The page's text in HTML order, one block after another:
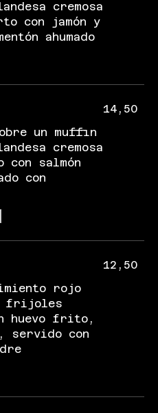
cremosa
con jamón y
ahumado
un muffin
cremosa
con salmón
con
14,50
rojo
frijoles
huevo frito,
servido con
12,50